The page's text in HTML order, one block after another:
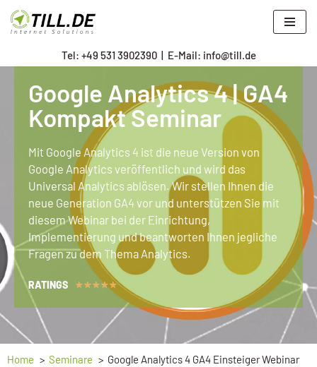
Zum
Tel: +49 531 3902390| E-Mail: info@till.de
Google Analytics 4 | GA4
Kompakt Seminar
Mit Google Analytics 4 ist die neue Version von
Google Analytics veröffentlich und wird das
Universal Analytics ablösen. Wir stellen Ihnen die
neue Generation GA4 vor und unterstützen Sie mit
diesem Webinar bei der Einrichtung,
Implementierung und beantworten Ihnen jegliche
Fragen zu dem Thema Analytics.
RATINGS ★★★★★
Home Seminare Google Analytics 4 GA4 Einsteiger Webinar